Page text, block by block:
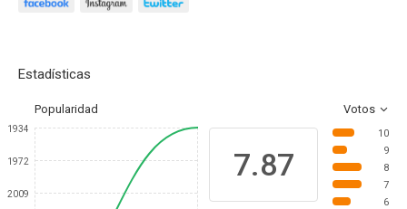
Estadísticas
Popularidad Votos
1934
1972
2009
7.87
10
9
8
7
6